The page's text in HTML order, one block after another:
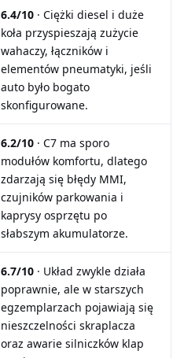
6.4/10 · Ciężki diesel i duże
koła przyspieszają zużycie
wahaczy, łączników i
elementów pneumatyki, jeśli
auto było bogato
skonfigurowane.
6.2/10 · C7 ma sporo
modułów komfortu, dlatego
zdarzają się błędy MMI,
czujników parkowania i
kaprysy osprzętu po
słabszym akumulatorze.
6.7/10 · Układ zwykle działa
poprawnie, ale w starszych
egzemplarzach pojawiają się
nieszczelności skraplacza
oraz awarie silniczków klap